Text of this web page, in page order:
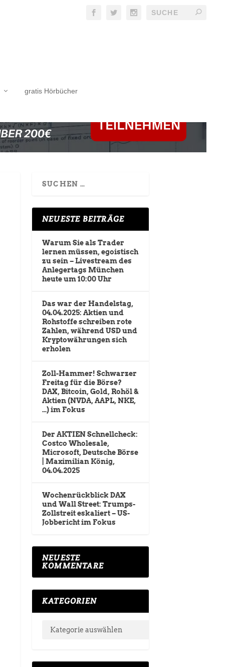
gratis Hörbücher
NEUESTE BEITRÄGE
Warum Sie als Trader
lernen müssen, egoistisch
zu sein – Livestream des
Anlegertags München
heute um 10:00 Uhr
Das war der Handelstag,
04.04.2025: Aktien und
Rohstoffe schreiben rote
Zahlen, während USD und
Kryptowährungen sich
erholen
Zoll-Hammer! Schwarzer
Freitag für die Börse?
DAX, Bitcoin, Gold, Rohöl &
Aktien (NVDA, AAPL, NKE,
…) im Fokus
Der AKTIEN Schnellcheck:
Costco Wholesale,
Microsoft, Deutsche Börse
| Maximilian König,
04.04.2025
Wochenrückblick DAX
und Wall Street: Trumps-
Zollstreit eskaliert – US-
Jobbericht im Fokus
NEUESTE
KOMMENTARE
KATEGORIEN